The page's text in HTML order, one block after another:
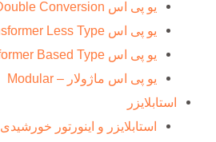
یو پی اس Online Double Conversion
یو پی اس Transformer Less Type
یو پی اس Transformer Based Type
یو پی اس ماژولار – Modular
استابلایزر
استابلایزر و اینورتور خورشیدی